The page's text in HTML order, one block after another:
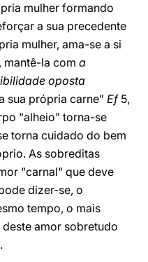
mulher formando
a sua precedente
mulher, ama-se a si
mantê-la com a
oposta
sua própria carne" Ef5,
"alheio" torna-se
torna cuidado do bem
As sobreditas
"carnal" que deve
dizer-se, o
tempo, o mais
amor sobretudo